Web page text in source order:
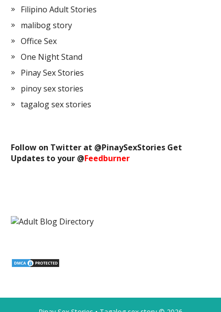
Filipino Adult Stories
malibog story
Office Sex
One Night Stand
Pinay Sex Stories
pinoy sex stories
tagalog sex stories
Follow on Twitter at @PinaySexStories Get
Updates to your @Feedburner